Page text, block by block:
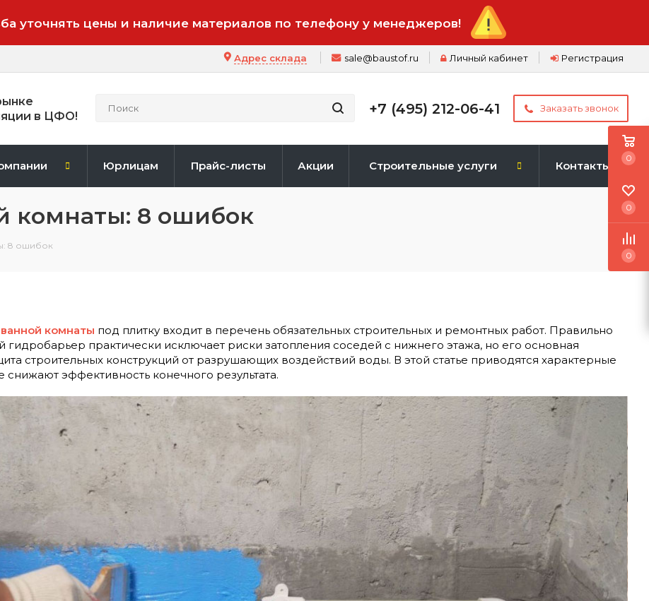
уточнять цены и наличие материалов по телефону у менеджеров!
Регистрация
Личный кабинет
sale@baustof.ru
Адрес склада
в ЦФО!
+7 (495) 212-06-41 Заказать звонок
Юрлицам Прайс-листы Акции Строительные услуги Контакты
комнаты: 8 ошибок
8 ошибок
комнаты под плитку входит в перечень обязательных строительных и ремонтных работ. Правильно
гидробарьер практически исключает риски затопления соседей с нижнего этажа, но его основная
строительных конструкций от разрушающих воздействий воды. В этой статье приводятся характерные
эффективность конечного результата.
0
0
0